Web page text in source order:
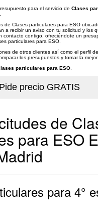
para el servicio de Clases
de Clases particulares para ESO
a recibir un aviso con tu solicitud y los
contacto contigo, ofreciéndote un
particulares para ESO.
de otros clientes así como el perfil
los presupuestos y tomar la mejor
particulares para ESO
de
para ESO
para 4°